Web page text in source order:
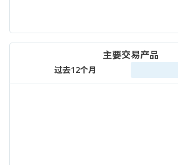
主要交易产品
过去12个月